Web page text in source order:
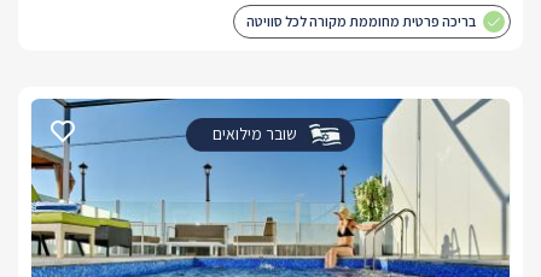
בריכה פרטית מחוממת מקורה לכל סוויטה
שובר מילואים